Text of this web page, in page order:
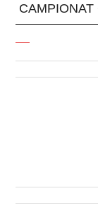
CAMPIONAT